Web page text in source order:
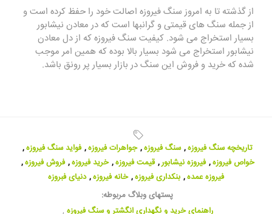
از گذشته تا به امروز سنگ فیروزه اصالت خود را حفظ کرده است و
از جمله سنگ های قیمتی و گرانبها است که در معادن نیشابور
بسیار استخراج می شود. کیفیت سنگ فیروزه که از دل معادن
نیشابور استخراج می شود بسیار بالا بوده که همین امر موجب
شده که خرید و فروش این سنگ در بازار بسیار پر رونق باشد.
تاریخچه سنگ فیروزه, سنگ فیروزه, جواهرات فیروزه, فواید سنگ فیروزه,
خواص فیروزه, فیروزه نیشابور, قیمت فیروزه, خرید فیروزه, فروش فیروزه,
فیروزه عمده, بنکداری فیروزه, خانه فیروزه, دنیای فبروزه
پستهای وبلاگ مربوطه:
راهنمای خرید و نگهداری انگشتر و سنگ فیروزه ,